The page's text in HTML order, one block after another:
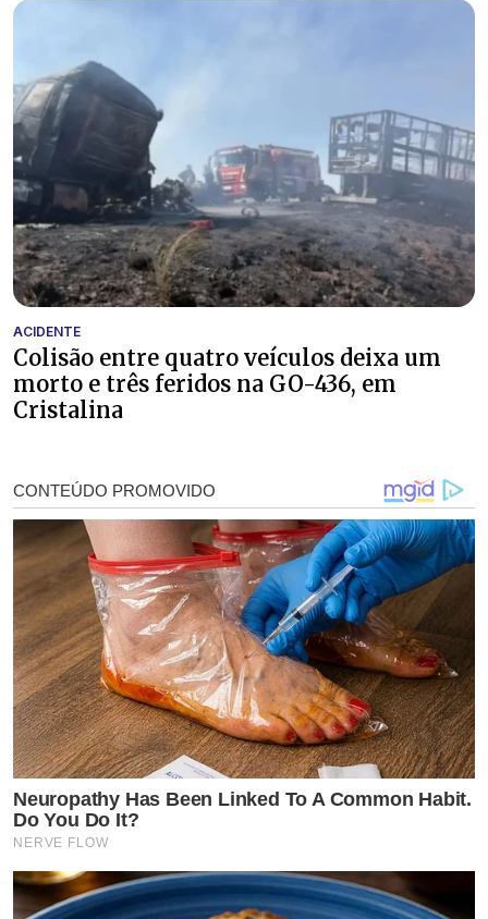
ACIDENTE
Colisão entre quatro veículos deixa um
morto e três feridos na GO-436, em
Cristalina